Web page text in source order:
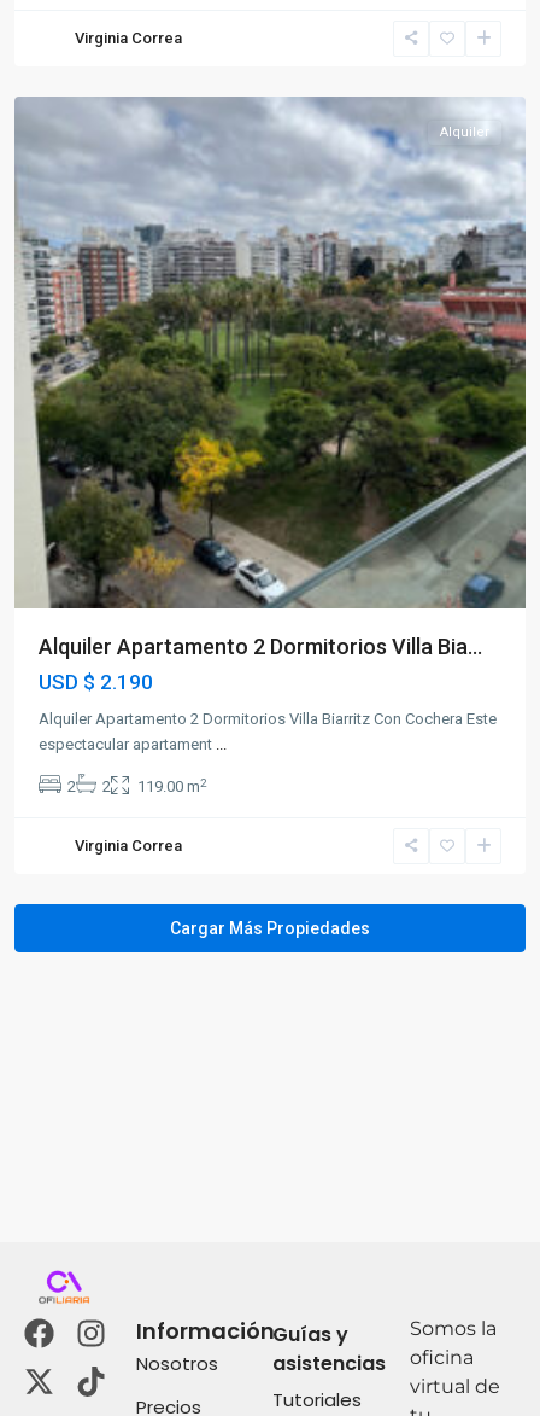
Virginia Correa
Alquiler
Alquiler Apartamento 2 Dormitorios Villa Bia...
USD $ 2.190
Alquiler Apartamento 2 Dormitorios Villa Biarritz Con Cochera Este
espectacular apartament ...
2 2 119.00 m2
Virginia Correa
Información
Nosotros
Precios
Guías y
asistencias
Tutoriales
Somos la
oficina
virtual de